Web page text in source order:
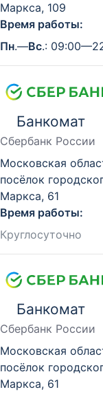
Маркса, 109
Время работы:
Пн.—Вс.:
Банкомат
Сбербанк России
Московская
посёлок
Маркса, 61
Время работы:
Круглосуточно
Банкомат
Сбербанк России
Московская
посёлок
Маркса, 61